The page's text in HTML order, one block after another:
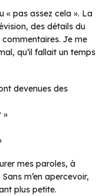
« pas assez cela ». La
des détails du
Je me
qu’il fallait un temps
devenues des
»
mes paroles, à
m’en apercevoir,
plus petite.